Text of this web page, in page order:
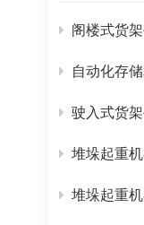
阁楼式货架
自动化存储和检
驶入式货架
堆垛起重机在自动
堆垛起重机在自动化